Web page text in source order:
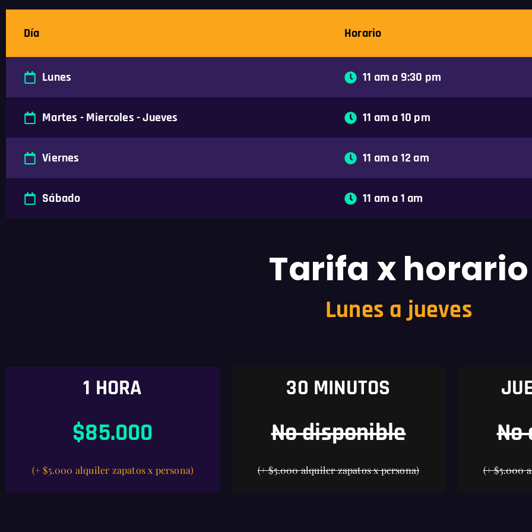
Día Horario
Lunes 11 am a 9:30 pm
Martes - Miercoles - Jueves 11 am a 10 pm
Viernes 11 am a 12 am
Sábado 11 am a 1 am
Tarifa x horario
Lunes a jueves
1 HORA
$85.000
(+ $5.000 alquiler zapatos x persona)
30 MINUTOS
No disponible
(+ $5.000 alquiler zapatos x persona)
No
(+ $5.000